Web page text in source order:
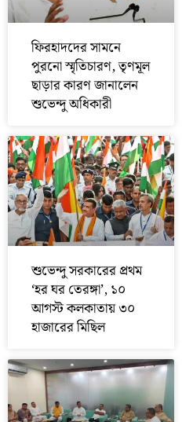
ফিরহাদদের সামনে
পুরনো স্মৃতিচারণ, তৃণমূল
ছাড়ার কারণ জানালেন
শুভেন্দু অধিকারী
শুভেন্দু সরকারের প্রথম
‘হর ঘর তেরঙ্গা’, ১০
আগস্ট কলকাতায় ৩০
হাজারের মিছিল